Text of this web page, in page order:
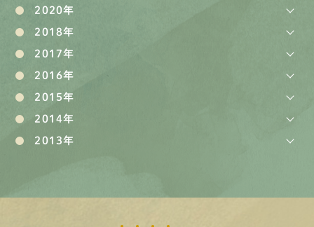
2020年
2018年
2017年
2016年
2015年
2014年
2013年